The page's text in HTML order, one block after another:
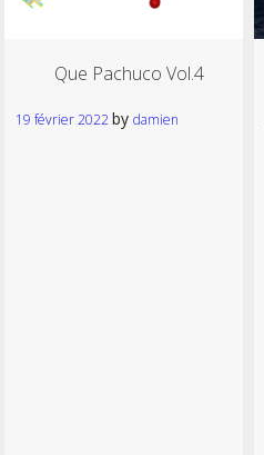
Que Pachuco Vol.4
19 février 2022 bydamien